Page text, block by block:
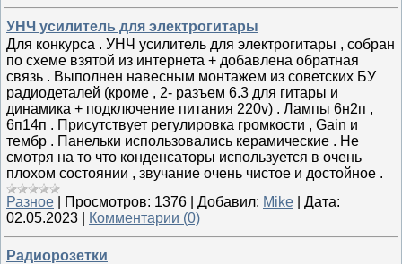
УНЧ усилитель для электрогитары
Для конкурса . УНЧ усилитель для электрогитары , собран
по схеме взятой из интернета + добавлена обратная
связь . Выполнен навесным монтажем из советских БУ
радиодеталей (кроме , 2- разъем 6.3 для гитары и
динамика + подключение питания 220v) . Лампы 6н2п ,
6п14п . Присутствует регулировка громкости , Gain и
тембр . Панельки использовались керамические . Не
смотря на то что конденсаторы используется в очень
плохом состоянии , звучание очень чистое и достойное .
Разное
Просмотров: 1376 Добавил: Mike
Дата:
02.05.2023
Комментарии (0)
Радиорозетки